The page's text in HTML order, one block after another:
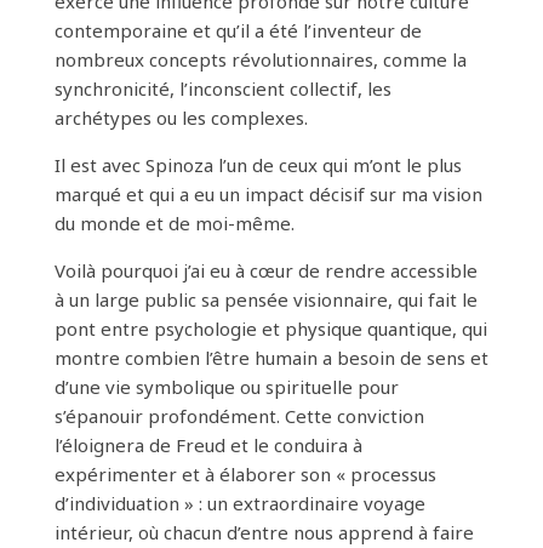
contemporaine et qu’il a été l’inventeur de
nombreux concepts révolutionnaires, comme la
synchronicité, l’inconscient collectif, les
archétypes ou les complexes.
Il est avec Spinoza l’un de ceux qui m’ont le plus
marqué et qui a eu un impact décisif sur ma vision
du monde et de moi-même.
Voilà pourquoi j’ai eu à cœur de rendre accessible
à un large public sa pensée visionnaire, qui fait le
pont entre psychologie et physique quantique, qui
montre combien l’être humain a besoin de sens et
d’une vie symbolique ou spirituelle pour
s’épanouir profondément. Cette conviction
l’éloignera de Freud et le conduira à
expérimenter et à élaborer son « processus
d’individuation » : un extraordinaire voyage
intérieur, où chacun d’entre nous apprend à faire